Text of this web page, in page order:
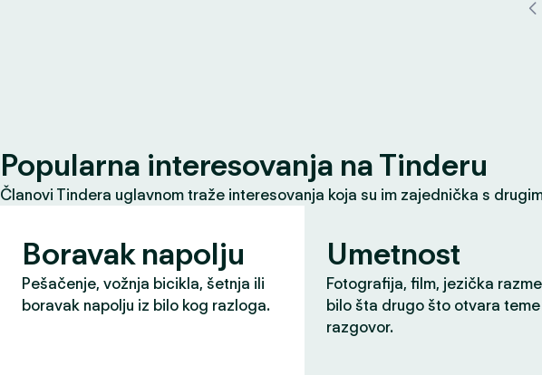
Popularna interesovanja na Tinderu
Članovi Tindera uglavnom traže interesovanja koja su im zajednička s
Boravak napolju
Pešačenje, vožnja bicikla, šetnja ili
boravak napolju iz bilo kog razloga.
Umetnost
Fotografija, film, jezička
bilo šta drugo što otvara
razgovor.